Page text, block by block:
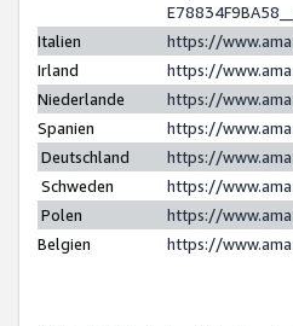
Italien
https://
Irland
https://
Niederlande
https://
Spanien
https://
Deutschland
https://
Schweden
https://
Polen
https://
Belgien
https://